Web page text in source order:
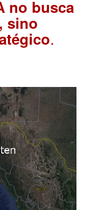
no busca
sino
.